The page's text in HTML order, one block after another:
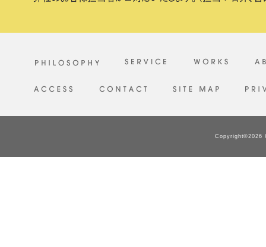
Copyright©2026